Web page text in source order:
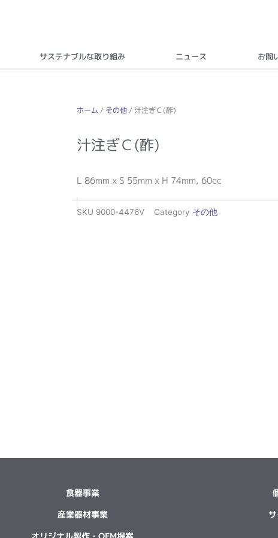
サステナブルな取り組み ニュース お問
ホーム / その他 / 汁注ぎＣ(酢)
汁注ぎＣ(酢)
L 86mm x S 55mm x H 74mm, 60cc
SKU 9000-4476V Category その他
食器事業
産業器材事業
オリジナル製作・OEM提案